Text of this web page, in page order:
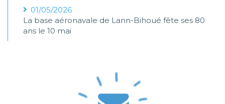
01/05/2026
La base aéronavale de Lann-Bihoué fête ses 80
ans le 10 mai